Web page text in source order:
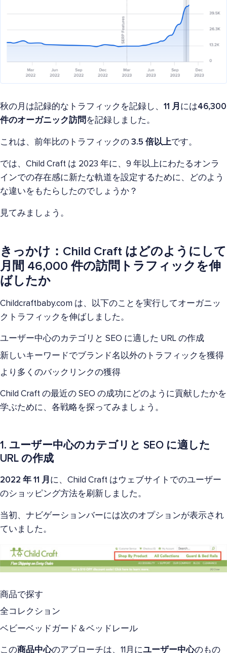
秋の月は記録的なトラフィックを記録し、 11 月 には46,300
件のオーガニック訪問 を記録しました。
これは、前年比のトラフィックの 3.5 倍以上です。
では、Child Craft は 2023 年に、9 年以上にわたるオンラ
インでの存在感に新たな軌道を設定するために、どのよう
な違いをもたらしたのでしょうか？
見てみましょう。
きっかけ：Child Craft はどのようにして
月間 46,000 件の訪問トラフィックを伸
ばしたか
Childcraftbaby.com は、以下のことを実行してオーガニッ
クトラフィックを伸ばしました。
ユーザー中心のカテゴリと SEO に適した URL の作成
新しいキーワードでブランド名以外のトラフィックを獲得
より多くのバックリンクの獲得
Child Craft の最近の SEO の成功にどのように貢献したかを
学ぶために、各戦略を探ってみましょう。
1. ユーザー中心のカテゴリと SEO に適した
URL の作成
2022 年 11 月 に、Child Craft はウェブサイトでのユーザー
のショッピング方法を刷新しました。
当初、ナビゲーションバーには次のオプションが表示され
ていました。
商品で探す
全コレクション
ベビーベッドガード＆ベッドレール
この商品中心のアプローチは、11月にユーザー中心のもの